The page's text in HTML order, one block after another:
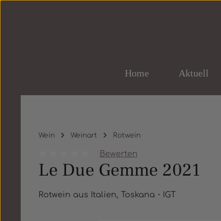
Home Aktuell
Wein Weinart Rotwein
Durchschnittliche Bewertung von 0 von 5
Bewerten
Le Due Gemme 2021
Rotwein aus Italien, Toskana・IGT